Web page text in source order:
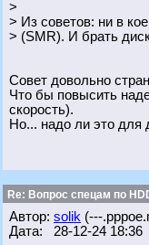
>
> Из советов: ни в
> (SMR). И брать
Совет довольно
Что бы повысить
скорость).
Но... надо ли это для
Re: Вопрос спецам по
Автор: solik (---
Дата: 28-12-24 18:36